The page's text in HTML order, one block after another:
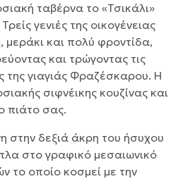
ταβέρνα το «Τσικάλι»
γενιές της οικογένειας
και πολύ φροντίδα,
και τρώγοντας τις
γιαγιάς Φραζέσκαρου. Η
σιφνέικης κουζίνας και
πιάτο σας.
στην δεξιά άκρη του ήσυχου
στο γραφικό μεσαιωνικό
το οποίο κοσμεί με την